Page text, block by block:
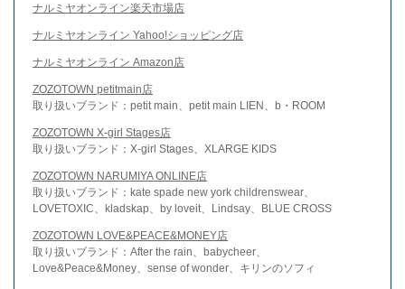
ナルミヤオンライン楽天市場店
ナルミヤオンライン Yahoo!ショッピング店
ナルミヤオンライン Amazon店
ZOZOTOWN petitmain店
取り扱いブランド：petit main、petit main LIEN、b・ROOM
ZOZOTOWN X-girl Stages店
取り扱いブランド：X-girl Stages、XLARGE KIDS
ZOZOTOWN NARUMIYA ONLINE店
取り扱いブランド：kate spade new york childrenswear、
LOVETOXIC、kladskap、by loveit、Lindsay、BLUE CROSS
ZOZOTOWN LOVE&PEACE&MONEY店
取り扱いブランド：After the rain、babycheer、
Love&Peace&Money、sense of wonder、キリンのソフィ